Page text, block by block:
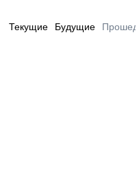
Текущие Будущие